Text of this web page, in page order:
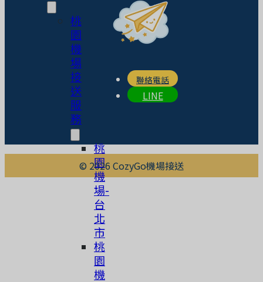
桃
園
機
場
接
送
服
務
桃
園
機
場-
台
北
市
桃
園
機
聯絡電話
LINE
© 2026 CozyGo機場接送